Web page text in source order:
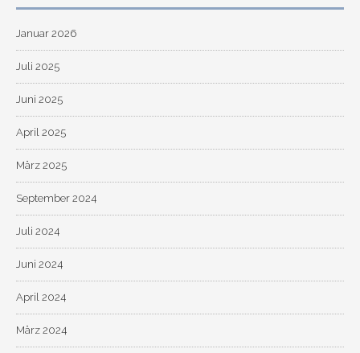
Januar 2026
Juli 2025
Juni 2025
April 2025
März 2025
September 2024
Juli 2024
Juni 2024
April 2024
März 2024